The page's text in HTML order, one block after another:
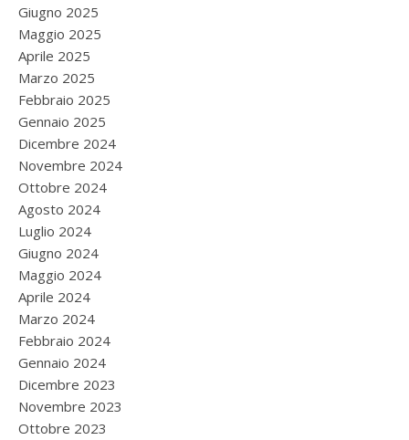
Giugno 2025
Maggio 2025
Aprile 2025
Marzo 2025
Febbraio 2025
Gennaio 2025
Dicembre 2024
Novembre 2024
Ottobre 2024
Agosto 2024
Luglio 2024
Giugno 2024
Maggio 2024
Aprile 2024
Marzo 2024
Febbraio 2024
Gennaio 2024
Dicembre 2023
Novembre 2023
Ottobre 2023